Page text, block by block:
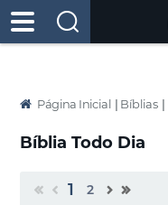
Página Inicial | Bíblias |
Bíblia Todo Dia
1 2